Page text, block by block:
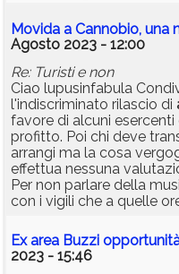
Movida a Cannobio, una
Agosto 2023 - 12:00
Re: Turisti e non
Ciao lupusinfabula
l'indiscriminato rilascio di
favore di alcuni
profitto. Poi chi deve
arrangi ma la cosa
effettua nessuna
Per non parlare della
con i vigili che a quelle
Ex area Buzzi
2023 - 15:46